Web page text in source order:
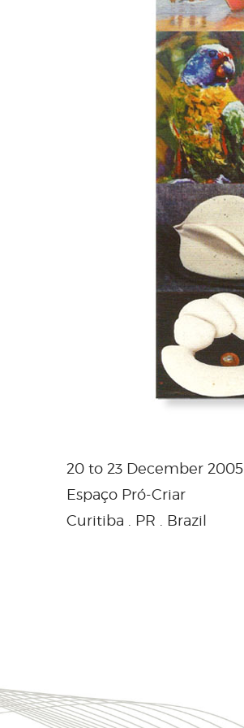
20 to 23 December 2005
Espaço Pró-Criar
Curitiba . PR . Brazil